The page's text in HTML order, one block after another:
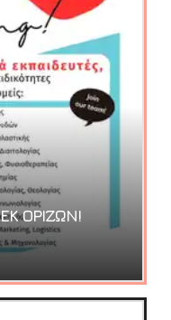
ΟΡΙΖΩΝ!